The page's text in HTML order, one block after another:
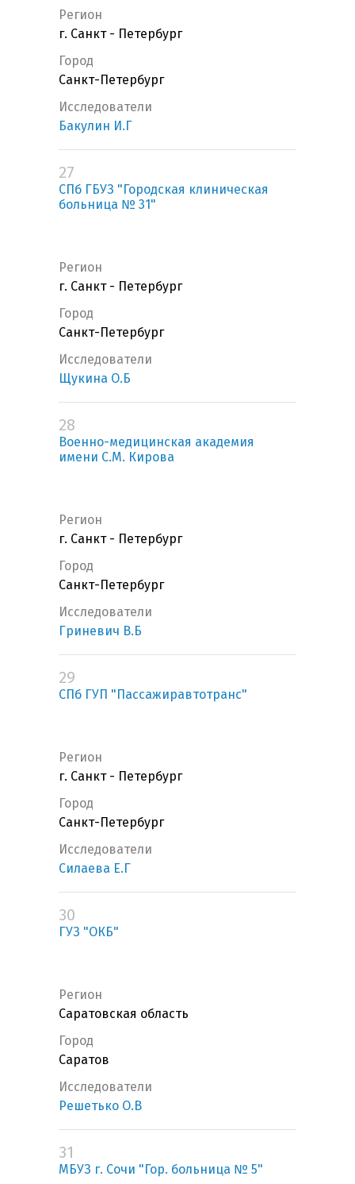
Регион
г. Санкт - Петербург
Город
Санкт-Петербург
Исследователи
Бакулин И.Г
27
СПб ГБУЗ "Городская клиническая
больница № 31"
Регион
г. Санкт - Петербург
Город
Санкт-Петербург
Исследователи
Щукина О.Б
28
Военно-медицинская академия
имени С.М. Кирова
Регион
г. Санкт - Петербург
Город
Санкт-Петербург
Исследователи
Гриневич В.Б
29
СПб ГУП "Пассажиравтотранс"
Регион
г. Санкт - Петербург
Город
Санкт-Петербург
Исследователи
Силаева Е.Г
30
ГУЗ "ОКБ"
Регион
Саратовская область
Город
Саратов
Исследователи
Решетько О.В
31
МБУЗ г. Сочи "Гор. больница № 5"